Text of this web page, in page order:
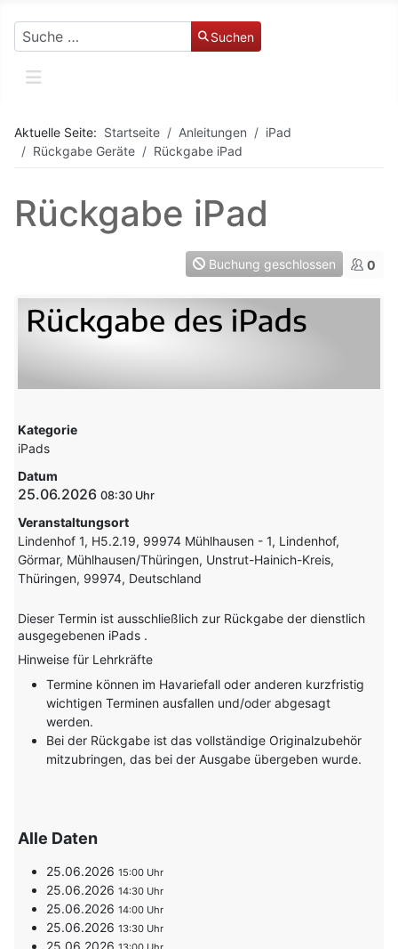
Suchen Suchen
Aktuelle Seite: Startseite Anleitungen
iPad
Rückgabe Geräte
Rückgabe iPad
Rückgabe iPad
Buchung geschlossen 0
Kategorie
iPads
Datum
25.06.2026 08:30
Veranstaltungsort
Lindenhof 1, H5.2.19, 99974 Mühlhausen - 1, Lindenhof,
Görmar, Mühlhausen/Thüringen, Unstrut-Hainich-Kreis,
Thüringen, 99974, Deutschland
Dieser Termin ist ausschließlich zur Rückgabe der dienstlich
ausgegebenen iPads .
Hinweise für Lehrkräfte
Termine können im Havariefall oder anderen kurzfristig
wichtigen Terminen ausfallen und/oder abgesagt
werden.
Bei der Rückgabe ist das vollständige Originalzubehör
mitzubringen, das bei der Ausgabe übergeben wurde.
Alle Daten
25.06.202615:00
25.06.202614:30
25.06.202614:00
25.06.202613:30
25.06.2026